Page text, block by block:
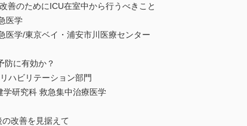
善のためにICU在室中から行うべきこと
医学
学/東京ベイ・浦安市川医療センター
防に有効か？
ハビリテーション部門
研究科 救急集中治療医学
改善を見据えて